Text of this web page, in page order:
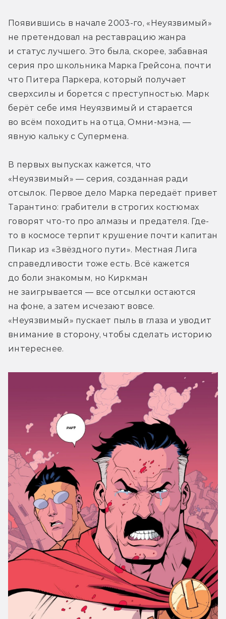
Появившись в начале 2003-го, «Неуязвимый»
не претендовал на реставрацию жанра
и статус лучшего. Это была, скорее, забавная
серия про школьника Марка Грейсона, почти
что Питера Паркера, который получает
сверхсилы и борется с преступностью. Марк
берёт себе имя Неуязвимый и старается
во всём походить на отца, Омни-мэна, —
явную кальку с Супермена.
В первых выпусках кажется, что
«Неуязвимый» — серия, созданная ради
отсылок. Первое дело Марка передаёт привет
Тарантино: грабители в строгих костюмах
говорят что-то про алмазы и предателя. Где-
то в космосе терпит крушение почти капитан
Пикар из «Звёздного пути». Местная Лига
справедливости тоже есть. Всё кажется
до боли знакомым, но Киркман
не заигрывается — все отсылки остаются
на фоне, а затем исчезают вовсе.
«Неуязвимый» пускает пыль в глаза и уводит
внимание в сторону, чтобы сделать историю
интереснее.